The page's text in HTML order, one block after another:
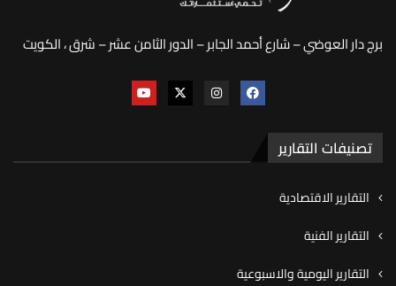
برج دار العوضي – شارع أحمد الجابر – الدور الثامن عشر – شرق ، الكويت
تصنيفات التقارير
التقارير الاقتصادية
التقارير الفنية
التقارير اليومية والاسبوعية